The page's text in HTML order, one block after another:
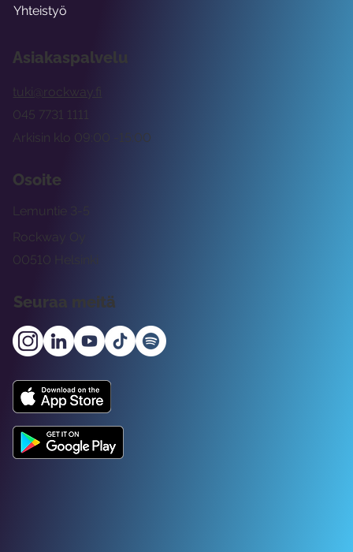
Asiakaspalvelu
tuki@rockway.fi
Arkisin klo 09:00 -15:00
045 7731 1111
Osoite
Rockway Oy
Lemuntie 3-5
00510 Helsinki
Seuraa meitä
Yhteistyö